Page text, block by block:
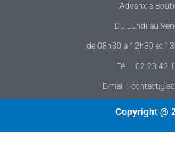
Advanxia
Du Lundi au
de 08h30 à 12h30 et
Tél. : 02 23 42
E-mail :
Copyright @